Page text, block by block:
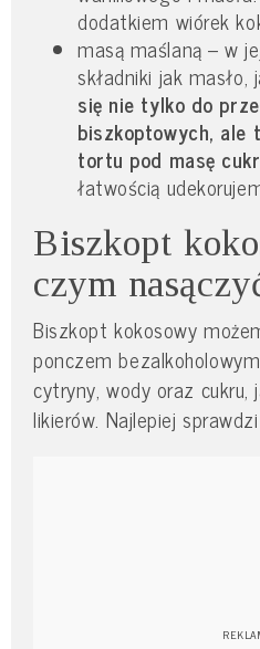
dodatkiem wiórek
masą maślaną – w
składniki jak masło,
się nie tylko do
biszkoptowych, ale
tortu pod masę
łatwością
Biszkopt
czym
Biszkopt kokosowy
ponczem
cytryny, wody oraz
likierów. Najlepiej